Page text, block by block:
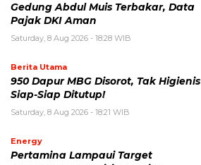
Gedung Abdul Muis Terbakar, Data
Pajak DKI Aman
Saturday, 8 Aug 2026 - 18:28 WIB
Berita Utama
950 Dapur MBG Disorot, Tak Higienis
Siap-Siap Ditutup!
Saturday, 8 Aug 2026 - 18:21 WIB
Energy
Pertamina Lampaui Target